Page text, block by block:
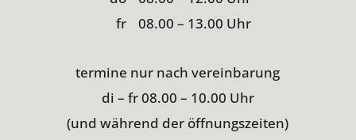
fr
08.00 – 13.00 Uhr
termine nur nach vereinbarung
di – fr 08.00 – 10.00 Uhr
(und während der öffnungszeiten)